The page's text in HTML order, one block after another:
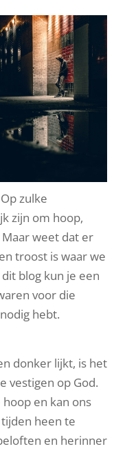
zulke
zijn om hoop,
weet dat er
troost is waar we
blog kun je een
voor die
hebt.
donker lijkt, is het
vestigen op God.
en kan ons
heen te
en herinner